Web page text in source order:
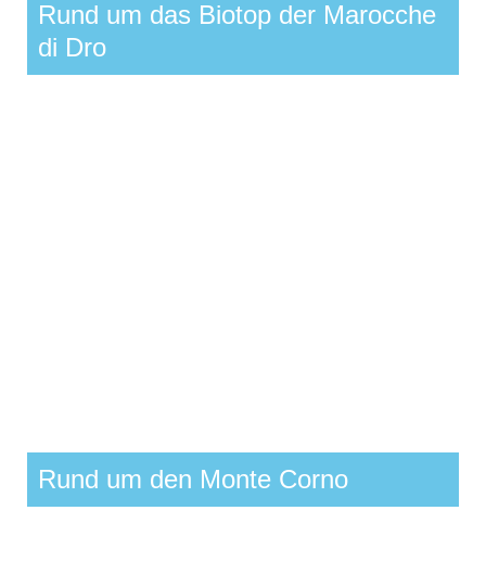
Rund um das Biotop der Marocche
di Dro
Rund um den Monte Corno